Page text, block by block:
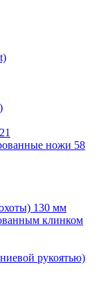
ножи 58
130 мм
клинком
рукоятью)